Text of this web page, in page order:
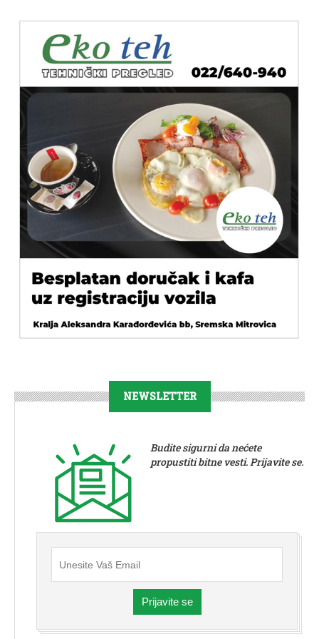
NEWSLETTER
Budite sigurni da nećete
propustiti bitne vesti. Prijavite se.
Prijavite se